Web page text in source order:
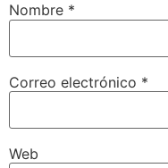
Nombre *
Correo electrónico *
Web